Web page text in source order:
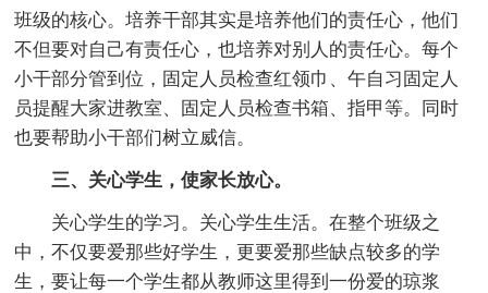
班级的核心。培养干部其实是培养他们的责任心，他们
不但要对自己有责任心，也培养对别人的责任心。每个
小干部分管到位，固定人员检查红领巾、午自习固定人
员提醒大家进教室、固定人员检查书箱、指甲等。同时
也要帮助小干部们树立威信。
三、关心学生，使家长放心。
关心学生的学习。关心学生生活。在整个班级之
中，不仅要爱那些好学生，更要爱那些缺点较多的学
生，要让每一个学生都从教师这里得到一份爱的琼浆